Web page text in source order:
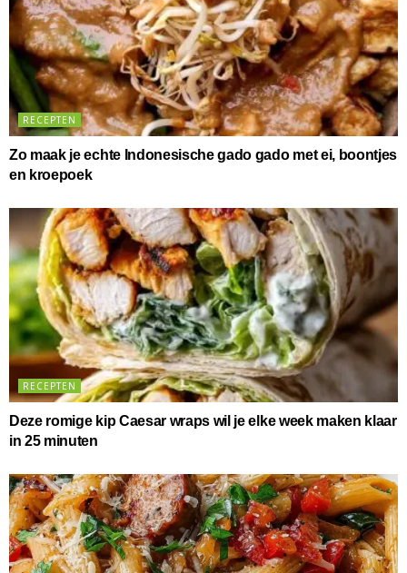
RECEPTEN
Zo maak je echte Indonesische gado gado met ei, boontjes
en kroepoek
RECEPTEN
Deze romige kip Caesar wraps wil je elke week maken klaar
in 25 minuten